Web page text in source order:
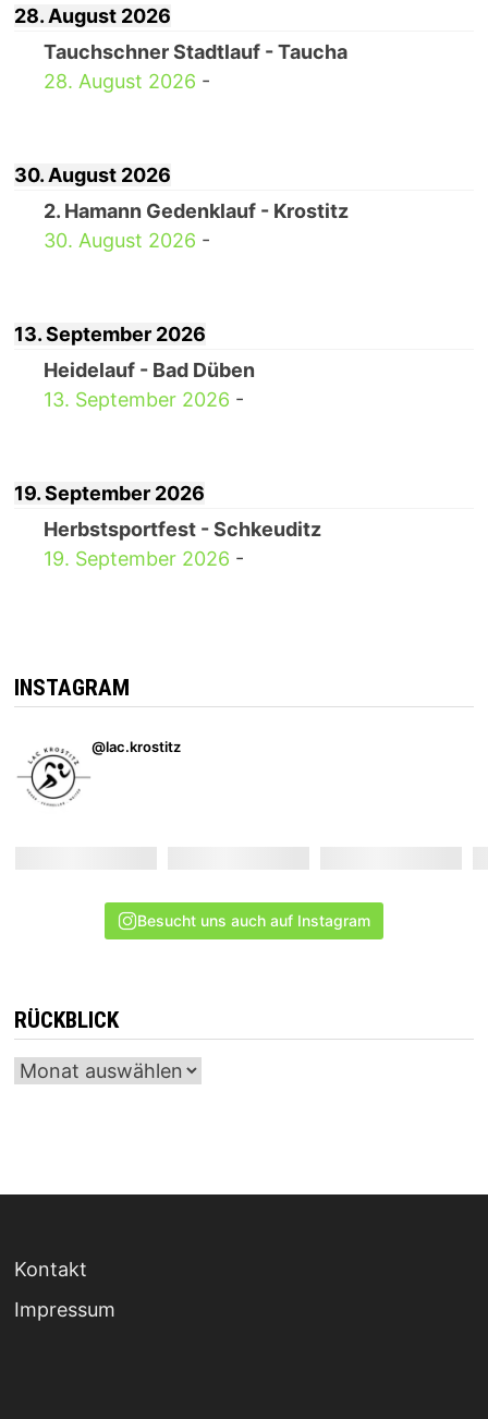
28. August 2026
Tauchschner Stadtlauf - Taucha
28. August 2026 -
30. August 2026
2. Hamann Gedenklauf - Krostitz
30. August 2026 -
13. September 2026
Heidelauf - Bad Düben
13. September 2026 -
19. September 2026
Herbstsportfest - Schkeuditz
19. September 2026 -
INSTAGRAM
@lac.krostitz
Besucht uns auch auf Instagram
RÜCKBLICK
Archiv
Kontakt
Impressum